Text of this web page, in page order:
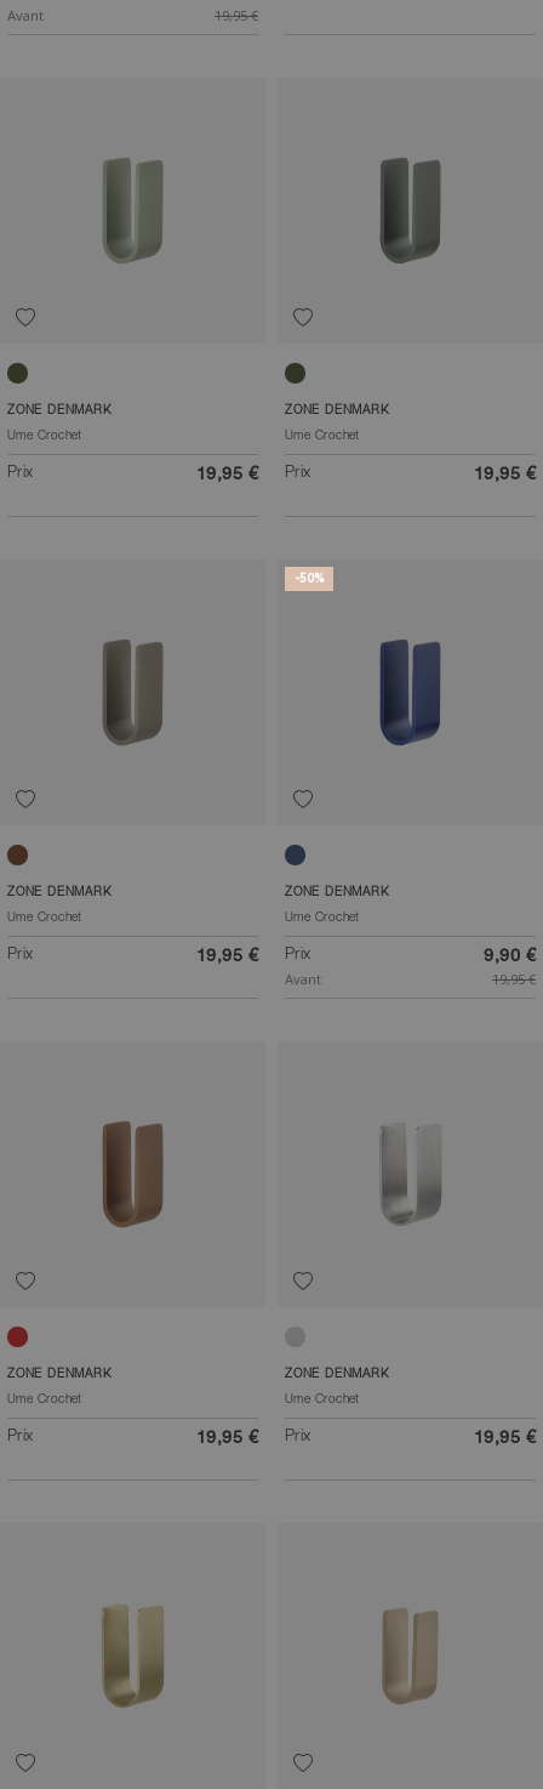
Avant 19,95 €
Eucalyptus
ZONE DENMARK
Ume Crochet
Prix 19,95 €
Vert olive
ZONE DENMARK
Ume Crochet
Prix 19,95 €
Taupe
ZONE DENMARK
Ume Crochet
Prix 19,95 €
-50%
Bleu indigo
ZONE DENMARK
Ume Crochet
Prix 9,90 €
Avant 19,95 €
Ocre brun
ZONE DENMARK
Ume Crochet
Prix 19,95 €
Acier
ZONE DENMARK
Ume Crochet
Prix 19,95 €